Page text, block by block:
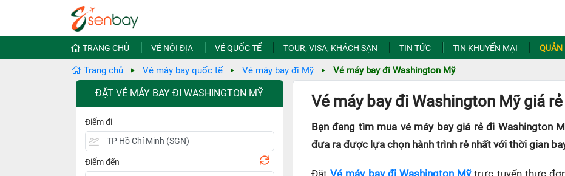
TRANG CHỦ VÉ NỘI ĐỊA VÉ QUỐC TẾ TOUR, VISA, KHÁCH SẠN TIN TỨC TIN KHUYẾN MẠI QUẢN
Trang chủ Vé máy bay quốc tế Vé máy bay đi Mỹ Vé máy bay đi Washington Mỹ
ĐẶT VÉ MÁY BAY ĐI WASHINGTON MỸ
Điểm đi
Điểm đến
Vé máy bay đi Washington Mỹ giá rẻ
Bạn đang tìm mua vé máy bay giá rẻ đi Washington
đưa ra được lựa chọn hành trình rẻ nhất với thời gian
ĐặtVé máy bay đi Washington Mỹtrực tuyến thực